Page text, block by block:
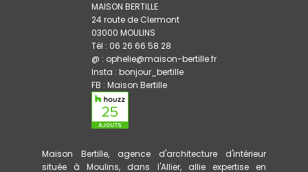
MAISON BERTILLE
24 route de Clermont
03000 MOULINS
Tél : 06 26 66 58 28
@ : ophelie@maison-bertille.fr
Insta : bonjour_bertille
FB : Maison Bertille
Maison Bertille, agence d'architecture d'intérieur
située à Moulins, dans l'Allier, allie expertise en